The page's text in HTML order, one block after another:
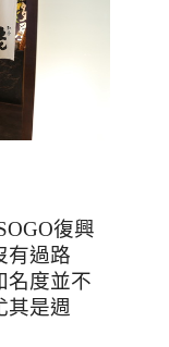
復興
有過路
名度並不
其是週